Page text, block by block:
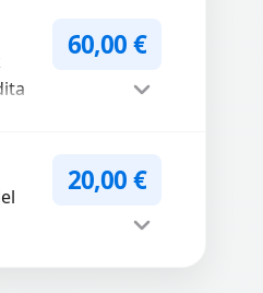
60,00€
20,00€